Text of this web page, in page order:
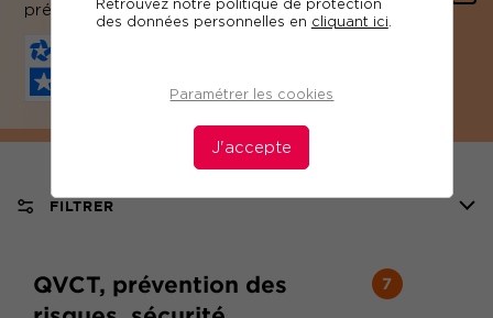
Retrouvez notre politique de protection
des données personnelles en cliquant ici
Paramétrer les cookies
J'accepte
prévention.
FILTRER
QVCT, prévention des
7